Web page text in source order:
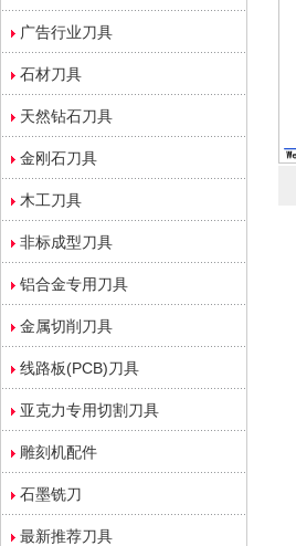
广告行业刀具
石材刀具
天然钻石刀具
金刚石刀具
木工刀具
非标成型刀具
铝合金专用刀具
金属切削刀具
线路板(PCB)刀具
亚克力专用切割刀具
雕刻机配件
石墨铣刀
最新推荐刀具